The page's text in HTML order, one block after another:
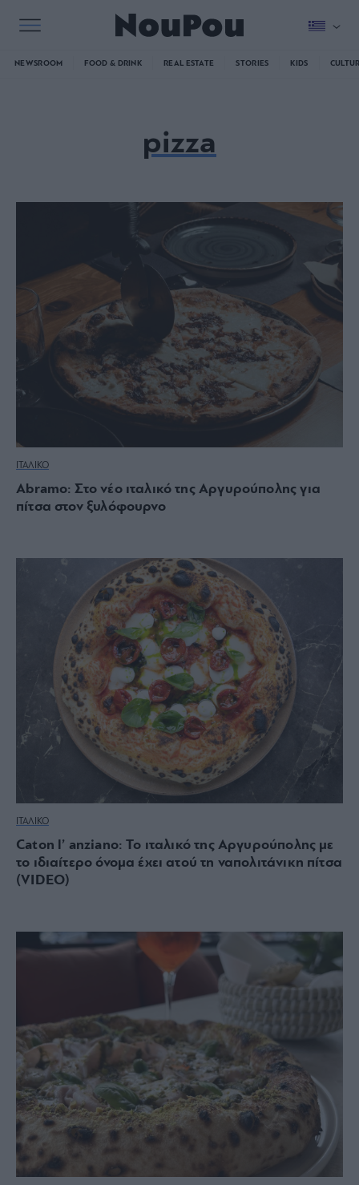
NEWSROOM FOOD & DRINK REAL ESTATE STORIES KIDS
pizza
ΙΤΑΛΙΚΟ
Abramo: Στο νέο ιταλικό της Αργυρούπολης για
πίτσα στον ξυλόφουρνο
ΙΤΑΛΙΚΟ
Caton l’ anziano: Το ιταλικό της Αργυρούπολης με
το ιδιαίτερο όνομα έχει ατού τη ναπολιτάνικη πίτσα
(VIDEO)